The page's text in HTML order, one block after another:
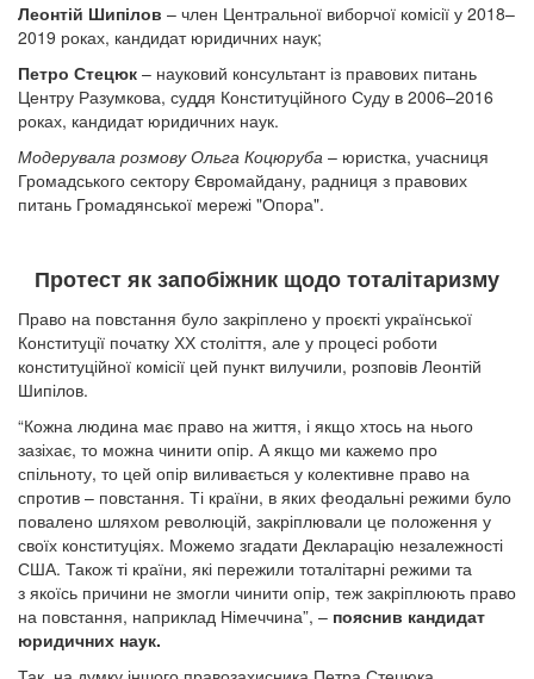
Леонтій Шипілов – член Центральної виборчої комісії у 2018–
2019 роках, кандидат юридичних наук;
Петро Стецюк – науковий консультант із правових питань
Центру Разумкова, суддя Конституційного Суду в 2006–2016
роках, кандидат юридичних наук.
Модерувала розмову Ольга Коцюруба – юристка, учасниця
Громадського сектору Євромайдану, радниця з правових
питань Громадянської мережі "Опора".
Протест як запобіжник щодо тоталітаризму
Право на повстання було закріплено у проєкті української
Конституції початку ХХ століття, але у процесі роботи
конституційної комісії цей пункт вилучили, розповів Леонтій
Шипілов.
“Кожна людина має право на життя, і якщо хтось на нього
зазіхає, то можна чинити опір. А якщо ми кажемо про
спільноту, то цей опір виливається у колективне право на
спротив – повстання. Ті країни, в яких феодальні режими було
повалено шляхом революцій, закріплювали це положення у
своїх конституціях. Можемо згадати Декларацію незалежності
США. Також ті країни, які пережили тоталітарні режими та
з якоїсь причини не змогли чинити опір, теж закріплюють право
на повстання, наприклад Німеччина”, – пояснив кандидат
юридичних наук.